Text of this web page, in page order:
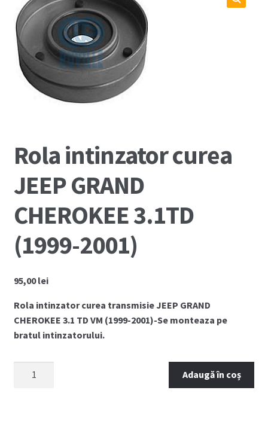
Coș
Cum comand ?
Despre Noi
Marci Comercializate
Politica COOKIE
Politica de confidentialitate
Serviciile Noastre
Rola intinzator curea
JEEP GRAND
CHEROKEE 3.1TD
(1999-2001)
95,00lei
Rola intinzator curea transmisie JEEP GRAND
CHEROKEE 3.1 TD VM (1999-2001)-Se monteaza pe
bratul intinzatorului.
Adaugă în coș